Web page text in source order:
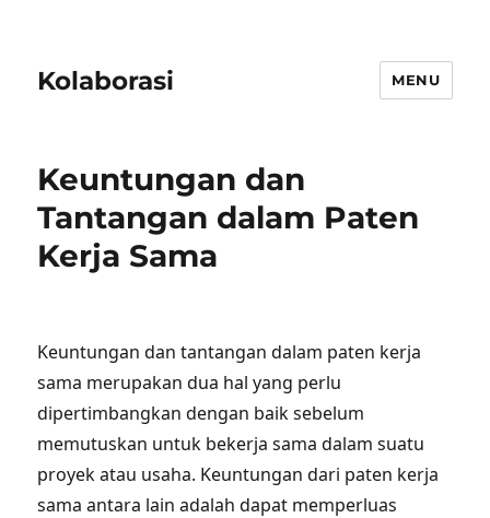
Kolaborasi MENU
Keuntungan dan
Tantangan dalam Paten
Kerja Sama
Keuntungan dan tantangan dalam paten kerja
sama merupakan dua hal yang perlu
dipertimbangkan dengan baik sebelum
memutuskan untuk bekerja sama dalam suatu
proyek atau usaha. Keuntungan dari paten kerja
sama antara lain adalah dapat memperluas